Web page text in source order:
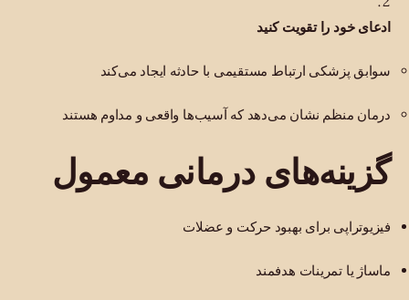
ادعای خود را تقویت کنید
سوابق پزشکی ارتباط مستقیمی با حادثه ایجاد می‌کند
درمان منظم نشان می‌دهد که آسیب‌ها واقعی و مداوم هستند
گزینه‌های درمانی معمول
فیزیوتراپی برای بهبود حرکت و عضلات
ماساژ یا تمرینات هدفمند